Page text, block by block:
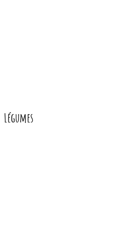
Légumes